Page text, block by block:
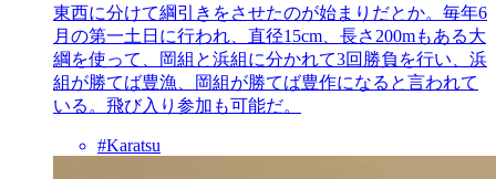
東西に分けて綱引きをさせたのが始まりだとか。毎年6
月の第一土日に行われ、直径15cm、長さ200mもある大
綱を使って、岡組と浜組に分かれて3回勝負を行い、浜
組が勝てば豊漁、岡組が勝てば豊作になると言われて
いる。飛び入り参加も可能だ。
#Karatsu